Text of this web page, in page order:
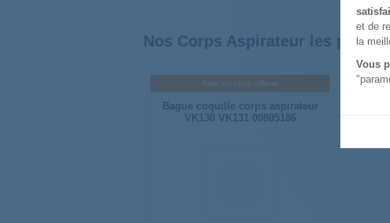
et de
la
Vous
Nos Corps Aspirateur les plus
Aide en visio offerte
Bague coquille corps aspirateur
VK130 VK131 00805186